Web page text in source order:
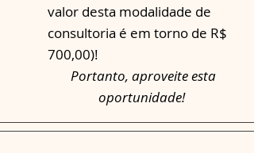
valor desta modalidade de
consultoria é em torno de R$
700,00)!
Portanto, aproveite esta
oportunidade!